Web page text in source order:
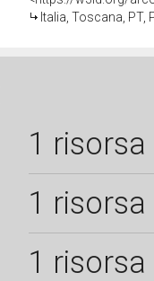
Italia, Toscana, PT,
1 risorsa
1 risorsa
1 risorsa